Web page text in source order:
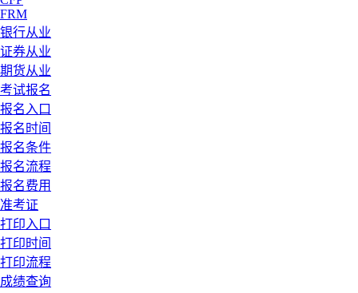
FRM
银行从业
证券从业
期货从业
考试报名
报名入口
报名时间
报名条件
报名流程
报名费用
准考证
打印入口
打印时间
打印流程
成绩查询